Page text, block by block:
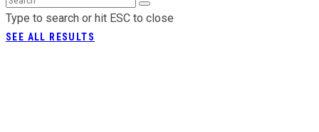
Type to search or hit ESC to close
SEE ALL RESULTS